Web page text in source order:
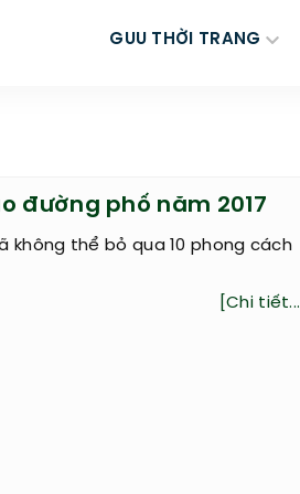
GUU THỜI TRANG
đường phố năm 2017
không thể bỏ qua 10 phong cách
[Chi tiết...]